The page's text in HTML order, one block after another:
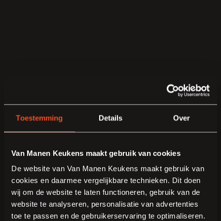
Toestemming Details Over
Van Manen Keukens maakt gebruik van cookies
De website van Van Manen Keukens maakt gebruik van
cookies en daarmee vergelijkbare technieken. Dit doen
wij om de website te laten functioneren, gebruik van de
website te analyseren, personalisatie van advertenties
toe te passen en de gebruikerservaring te optimaliseren.